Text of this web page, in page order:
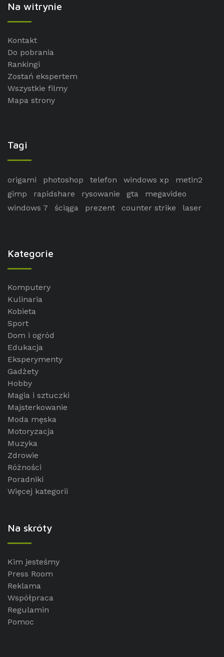
Na witrynie
Kontakt
Do pobrania
Rankingi
Zostań ekspertem
Wszystkie filmy
Mapa strony
Tagi
origami photoshop telefon windows xp
metin2
gimp
rapidshare rysowanie gta
megavideo
windows 7
ściąga prezent counter strike laser
Kategorie
Komputery
Kulinaria
Kobieta
Sport
Dom i ogród
Edukacja
Eksperymenty
Gadżety
Hobby
Magia i sztuczki
Majsterkowanie
Moda męska
Motoryzacja
Muzyka
Zdrowie
Różności
Poradniki
Więcej kategorii
Na skróty
Kim jesteśmy
Press Room
Reklama
Współpraca
Regulamin
Pomoc